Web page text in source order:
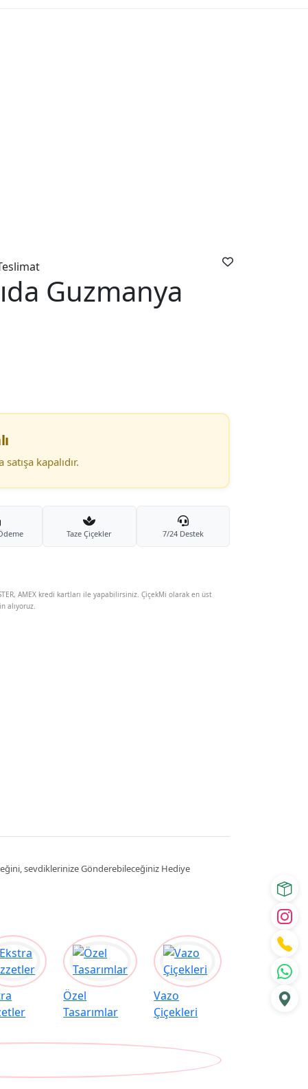
Guzmanya
kapalıdır.
Taze Çiçekler 7/24 Destek
AMEX kredi kartları ile yapabilirsiniz. ÇiçekMi olarak en üst
alıyoruz.
sevdiklerinize Gönderebileceğiniz Hediye
Özel
Tasarımlar
Vazo
Çiçekleri